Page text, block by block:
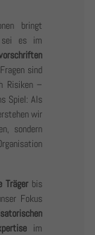
elit.
Cum
felis,
bringt
sei es im
sind
Risiken –
Spiel: Als
wir
sondern
Träger bis
Fokus
im